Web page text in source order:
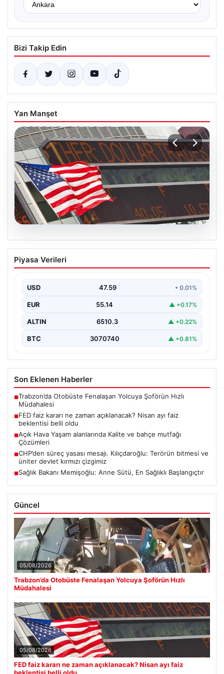
Bizi Takip Edin
Yan Manşet
05.08.2026
FED faiz kararı ne zaman açıklanacak?
Nisan ayı faiz beklentisi belli oldu
Piyasa Verileri
USD 47.59 • 0.01%
EUR 55.14 ▲ +0.17%
ALTIN 6510.3 ▲ +0.22%
BTC 3070740 ▲ +0.81%
Son Eklenen Haberler
■Trabzon’da Otobüste Fenalaşan Yolcuya Şoförün Hızlı
Müdahalesi
■FED faiz kararı ne zaman açıklanacak? Nisan ayı faiz
beklentisi belli oldu
■Açık Hava Yaşam alanlarında Kalite ve bahçe mutfağı
Çözümleri
■CHP’den süreç yasası mesajı. Kılıçdaroğlu: Terörün bitmesi ve
üniter devlet kırmızı çizgimiz
■Sağlık Bakanı Memişoğlu: Anne Sütü, En Sağlıklı Başlangıçtır
Güncel
05/08/2026
Trabzon’da Otobüste Fenalaşan Yolcuya Şoförün Hızlı
Müdahalesi
05/08/2026
FED faiz kararı ne zaman açıklanacak? Nisan ayı faiz